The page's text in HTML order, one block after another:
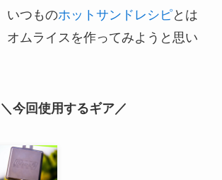
いつものホットサンドレシピとは
オムライスを作ってみようと思い
＼今回使用するギア／